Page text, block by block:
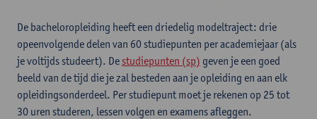
De bacheloropleiding heeft een driedelig modeltraject: drie
opeenvolgende delen van 60 studiepunten per academiejaar (als
je voltijds studeert). De studiepunten (sp) geven je een goed
beeld van de tijd die je zal besteden aan je opleiding en aan elk
opleidingsonderdeel. Per studiepunt moet je rekenen op 25 tot
30 uren studeren, lessen volgen en examens afleggen.